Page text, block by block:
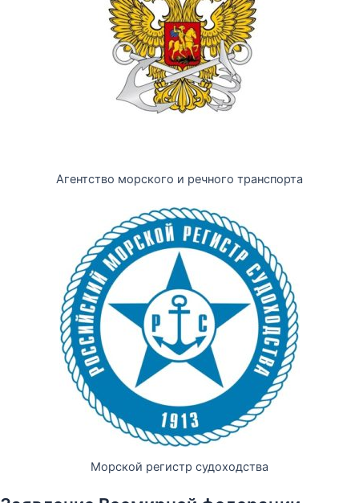
Агентство морского и речного транспорта
Морской регистр судоходства